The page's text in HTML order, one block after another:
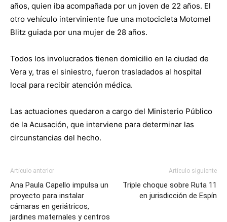
años, quien iba acompañada por un joven de 22 años. El
otro vehículo interviniente fue una motocicleta Motomel
Blitz guiada por una mujer de 28 años.
Todos los involucrados tienen domicilio en la ciudad de
Vera y, tras el siniestro, fueron trasladados al hospital
local para recibir atención médica.
Las actuaciones quedaron a cargo del Ministerio Público
de la Acusación, que interviene para determinar las
circunstancias del hecho.
Artículo anterior
Ana Paula Capello impulsa un
proyecto para instalar
cámaras en geriátricos,
jardines maternales y centros
Artículo siguiente
Triple choque sobre Ruta 11
en jurisdicción de Espín